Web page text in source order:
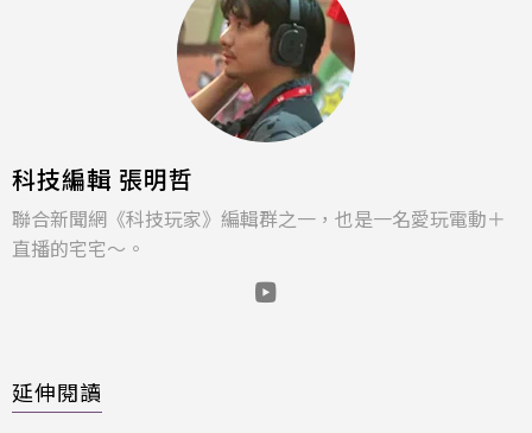
科技編輯 張明哲
聯合新聞網《科技玩家》編輯群之一，也是一名愛玩電動＋
直播的宅宅～。
延伸閱讀